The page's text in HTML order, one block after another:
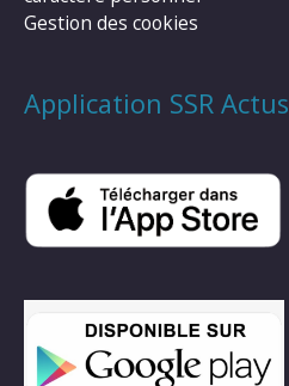
Gestion des cookies
Application SSR Actus